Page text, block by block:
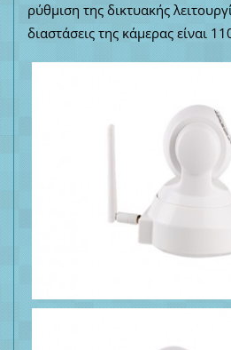
ρύθμιση της δικτυακής
διαστάσεις της κάμερας είναι